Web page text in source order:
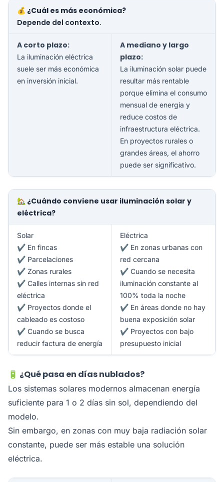
💰 ¿Cuál es más económica?
Depende del contexto.
A corto plazo:
La iluminación eléctrica
suele ser más económica
en inversión inicial.
A mediano y largo
plazo:
La iluminación solar puede
resultar más rentable
porque elimina el consumo
mensual de energía y
reduce costos de
infraestructura eléctrica.
En proyectos rurales o
grandes áreas, el ahorro
puede ser significativo.
🏡 ¿Cuándo conviene usar iluminación solar y
eléctrica?
Solar
✔ En fincas
✔ Parcelaciones
✔ Zonas rurales
✔ Calles internas sin red
eléctrica
✔ Proyectos donde el
cableado es costoso
✔ Cuando se busca
reducir factura de energía
Eléctrica
✔ En zonas urbanas con
red cercana
✔ Cuando se necesita
iluminación constante al
100% toda la noche
✔ En áreas donde no hay
buena exposición solar
✔ Proyectos con bajo
presupuesto inicial
🔋 ¿Qué pasa en días nublados?
Los sistemas solares modernos almacenan energía
suficiente para 1 o 2 días sin sol, dependiendo del
modelo.
Sin embargo, en zonas con muy baja radiación solar
constante, puede ser más estable una solución
eléctrica.